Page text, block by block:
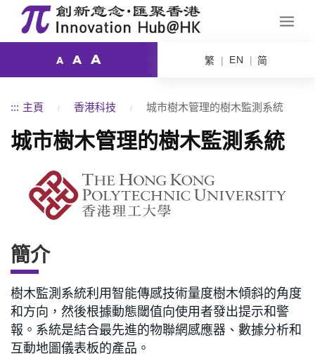
A A A 繁 EN 简
::: 主頁 香港科技 城市樹木管理的樹木監測系統
城市樹木管理的樹木監測系統
簡介
樹木監測系統利用智能傳感技術量度樹木傾斜的角度
和方向，然後根據動態閾值向使用者發出提示和警
報。系統是結合最先進的物聯網感應器、數據分析和
互動地圖儀表板的產品。